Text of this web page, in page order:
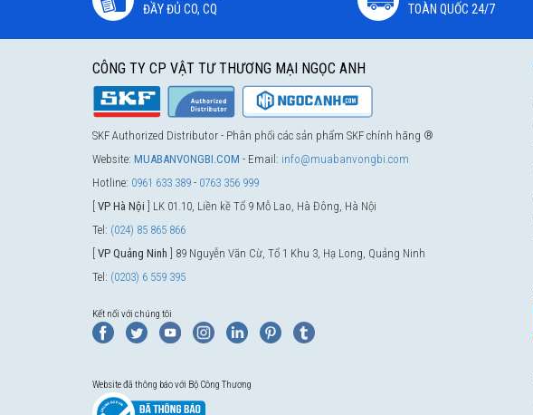
ĐẦY ĐỦ CO, CQ
TOÀN QUỐC 24/7
CÔNG TY CP VẬT TƯ THƯƠNG MẠI NGỌC ANH
SKF Authorized Distributor - Phân phối các sản phẩm SKF chính hãng ®
Website: MUABANVONGBI.COM - Email: info@muabanvongbi.com
Hotline: 0961 633 389 - 0763 356 999
VP Hà Nội ] LK 01.10, Liền kề Tổ 9 Mỗ Lao, Hà Đông, Hà Nội
Tel: (024) 85 865 866
VP Quảng Ninh ] 89 Nguyễn Văn Cừ, Tổ 1 Khu 3, Hạ Long, Quảng Ninh
Tel: (0203) 6 559 395
Kết nối với chúng tôi
Website đã thông báo với Bộ Công Thương